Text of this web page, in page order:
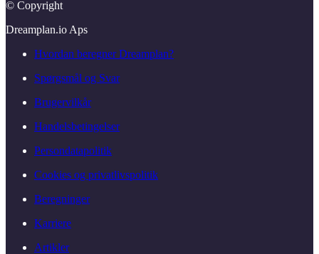
© Copyright
Dreamplan.​io Aps
Hvordan beregner Dreamplan?
Spørgsmål og Svar
Brugervilkår
Handelsbetingelser
Persondatapolitik
Cookies og privatlivspolitik
Beregninger
Karriere
Artikler